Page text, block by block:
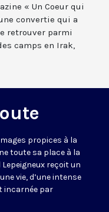
« Un Coeur qui
convertie qui a
retrouver parmi
camps en Irak,
propices à la
toute sa place à la
reçoit un
vie, d’une intense
incarnée par